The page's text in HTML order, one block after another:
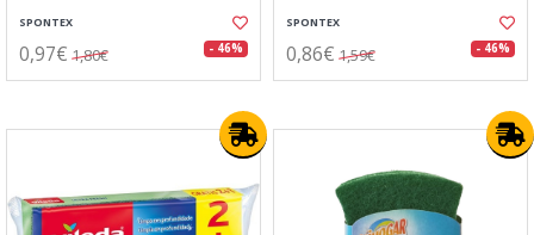
SPONTEX
0,97€ 1,80€ - 46%
SPONTEX
0,86€ 1,59€ - 46%